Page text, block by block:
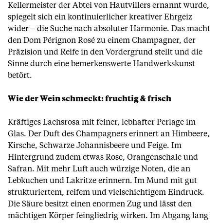
Kellermeister der Abtei von Hautvillers ernannt wurde,
spiegelt sich ein kontinuierlicher kreativer Ehrgeiz
wider – die Suche nach absoluter Harmonie. Das macht
den Dom Pérignon Rosé zu einem Champagner, der
Präzision und Reife in den Vordergrund stellt und die
Sinne durch eine bemerkenswerte Handwerkskunst
betört.
Wie der Wein schmeckt: fruchtig & frisch
Kräftiges Lachsrosa mit feiner, lebhafter Perlage im
Glas. Der Duft des Champagners erinnert an Himbeere,
Kirsche, Schwarze Johannisbeere und Feige. Im
Hintergrund zudem etwas Rose, Orangenschale und
Safran. Mit mehr Luft auch würzige Noten, die an
Lebkuchen und Lakritze erinnern. Im Mund mit gut
strukturiertem, reifem und vielschichtigem Eindruck.
Die Säure besitzt einen enormen Zug und lässt den
mächtigen Körper feingliedrig wirken. Im Abgang lang